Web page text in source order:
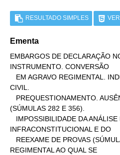
RESULTADO SIMPLES
Ementa
EMBARGOS DE DECLARAÇÃO
INSTRUMENTO. CONVERSÃO
CIVIL.
(SÚMULAS 282 E 356).
INFRACONSTITUCIONAL E DO
REGIMENTAL AO QUAL SE